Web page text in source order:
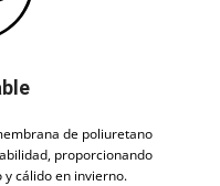
de poliuretano
proporcionando
y cálido en invierno.